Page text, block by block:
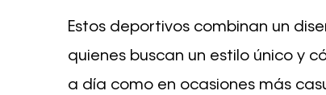
Estos deportivos combinan un
quienes buscan un estilo único y
a día como en ocasiones más